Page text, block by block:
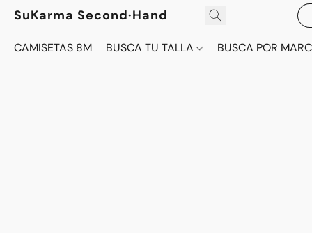
SuKarma Second·Hand
CAMISETAS 8M BUSCA TU TALLA BUSCA POR